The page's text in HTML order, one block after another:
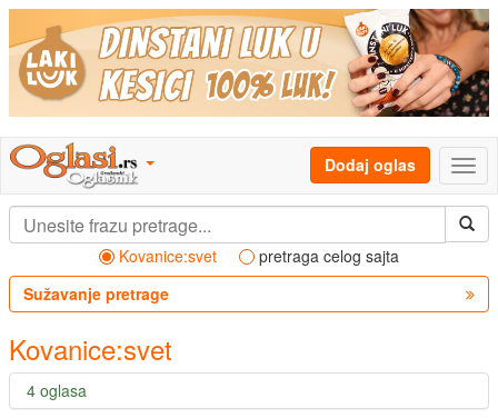
Dodaj oglas
Kovanice:svet
pretraga celog sajta
Sužavanje pretrage
Kovanice:svet
4 oglasa